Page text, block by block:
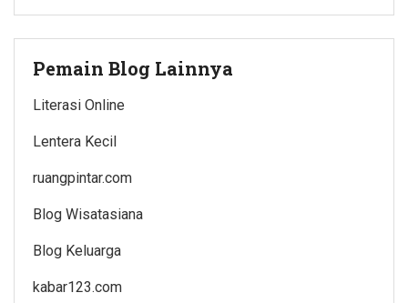
Pemain Blog Lainnya
Literasi Online
Lentera Kecil
ruangpintar.com
Blog Wisatasiana
Blog Keluarga
kabar123.com